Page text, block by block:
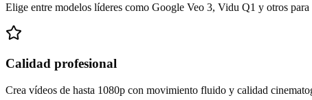
Elige entre modelos líderes como Google Veo 3, Vidu Q1 y otros para
Calidad profesional
Crea vídeos de hasta 1080p con movimiento fluido y calidad